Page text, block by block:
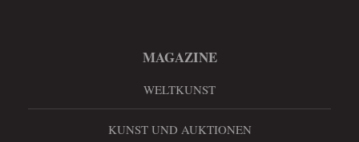
MAGAZINE
WELTKUNST
KUNST UND AUKTIONEN